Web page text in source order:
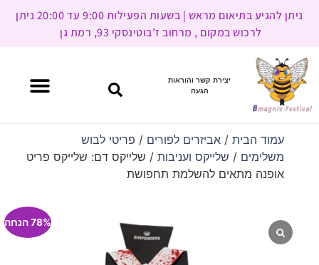
ניתן להגיע בתיאום מראש | בשעות הפעילות 9:00 עד 20:00 ניתן
לרכוש במקום , מרחוב ז’בוטינסקי 93, רמת גן
יצירת קשר והוראות
הגעה
עמוד הבית/ אביזרים לפורים / פריטי לבוש
משלימים / שלייקס ועניבות/ שלייקס דם: שלייקס פריט
אופנה מתאים להשלמת תחפושת
78% הנחה